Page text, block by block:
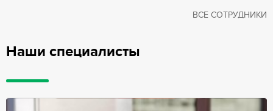
Наши специалисты
ВСЕ СОТРУДНИКИ